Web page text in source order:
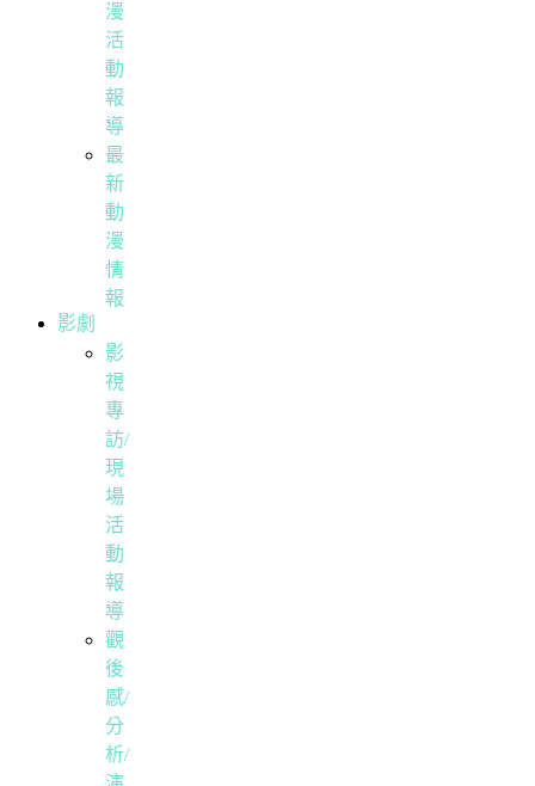
漫
活
動
報
導
最
新
動
漫
情
報
影劇
影
視
專
訪/
現
場
活
動
報
導
觀
後
感/
分
析/